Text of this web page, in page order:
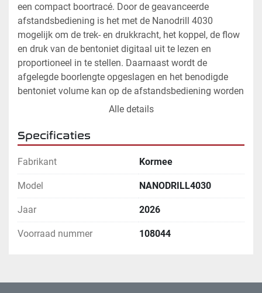
een compact boortracé. Door de geavanceerde
afstandsbediening is het met de Nanodrill 4030
mogelijk om de trek- en drukkracht, het koppel, de flow
en druk van de bentoniet digitaal uit te lezen en
proportioneel in te stellen. Daarnaast wordt de
afgelegde boorlengte opgeslagen en het benodigde
bentoniet volume kan op de afstandsbediening worden
ingesteld. Obstakels kunnen met een gestuurde boring
werkzaamheden ontstaat. Bovendien is er geen dure
boring van een grote boorinstallatie nodig. Ook zijn er
vanwege het compacte boortracé veel minder
arbeidsuren nodig. De Nanodrill 4030 is geschikt voor
emissieloos werken.
Afmetingen 0,4 x 0,87 x 1,3 meter
Alle details
Specificaties
Fabrikant Kormee
Model NANODRILL4030
Jaar 2026
Voorraad nummer 108044